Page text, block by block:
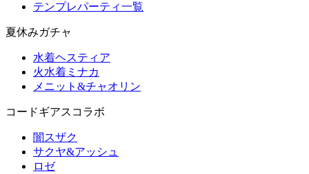
テンプレパーティ一覧
夏休みガチャ
水着ヘスティア
火水着ミナカ
メニット&チャオリン
コードギアスコラボ
闇スザク
サクヤ&アッシュ
ロゼ